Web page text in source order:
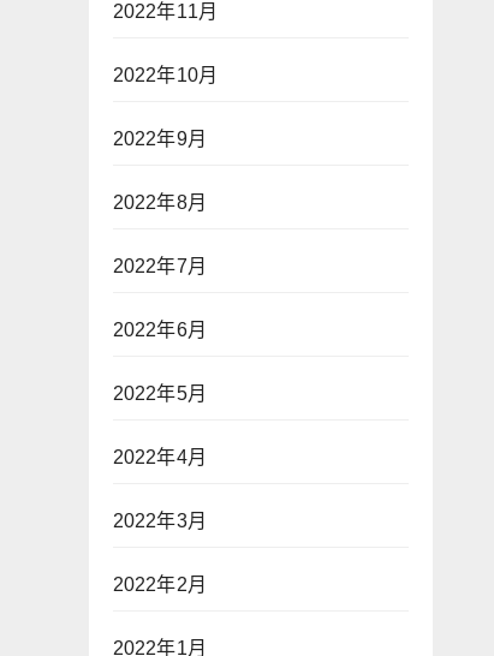
2022年11月
2022年10月
2022年9月
2022年8月
2022年7月
2022年6月
2022年5月
2022年4月
2022年3月
2022年2月
2022年1月